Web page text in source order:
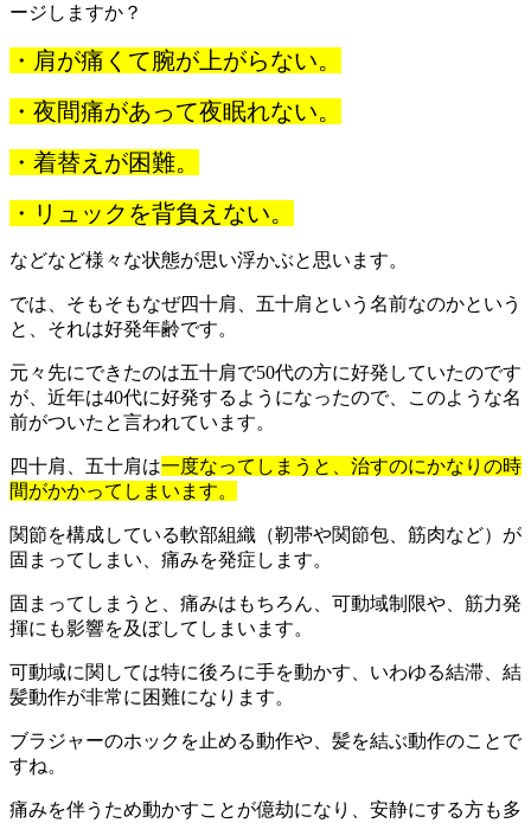
ージしますか？
・肩が痛くて腕が上がらない。
・夜間痛があって夜眠れない。
・着替えが困難。
・リュックを背負えない。
などなど様々な状態が思い浮かぶと思います。
では、そもそもなぜ四十肩、五十肩という名前なのかという
と、それは好発年齢です。
元々先にできたのは五十肩で50代の方に好発していたのです
が、近年は40代に好発するようになったので、このような名
前がついたと言われています。
四十肩、五十肩は一度なってしまうと、治すのにかなりの時
間がかかってしまいます。
関節を構成している軟部組織（靭帯や関節包、筋肉など）が
固まってしまい、痛みを発症します。
固まってしまうと、痛みはもちろん、可動域制限や、筋力発
揮にも影響を及ぼしてしまいます。
可動域に関しては特に後ろに手を動かす、いわゆる結滞、結
髪動作が非常に困難になります。
ブラジャーのホックを止める動作や、髪を結ぶ動作のことで
すね。
痛みを伴うため動かすことが億劫になり、安静にする方も多